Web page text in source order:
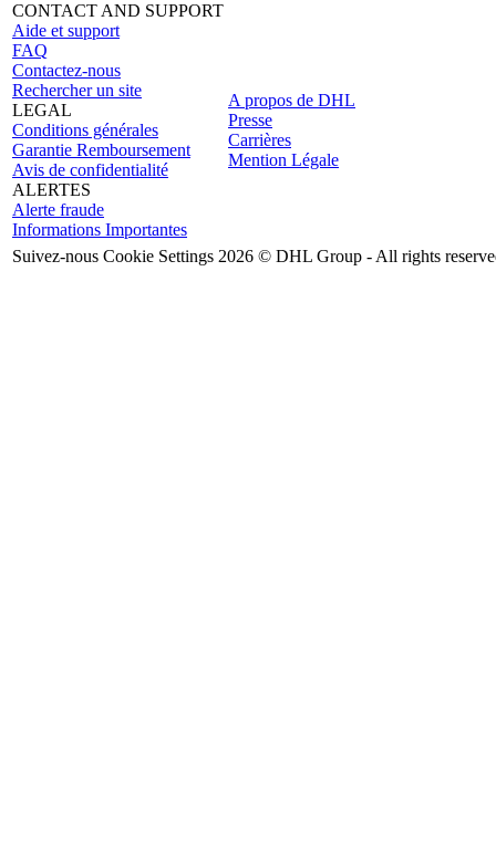
CONTACT AND SUPPORT
Aide et support
FAQ
Contactez-nous
Rechercher un site
LEGAL
Conditions générales
Garantie Remboursement
Avis de confidentialité
ALERTES
Alerte fraude
Informations Importantes
A propos de DHL
Presse
Carrières
Mention Légale
Suivez-nous Cookie Settings 2026 © DHL Group - All rights